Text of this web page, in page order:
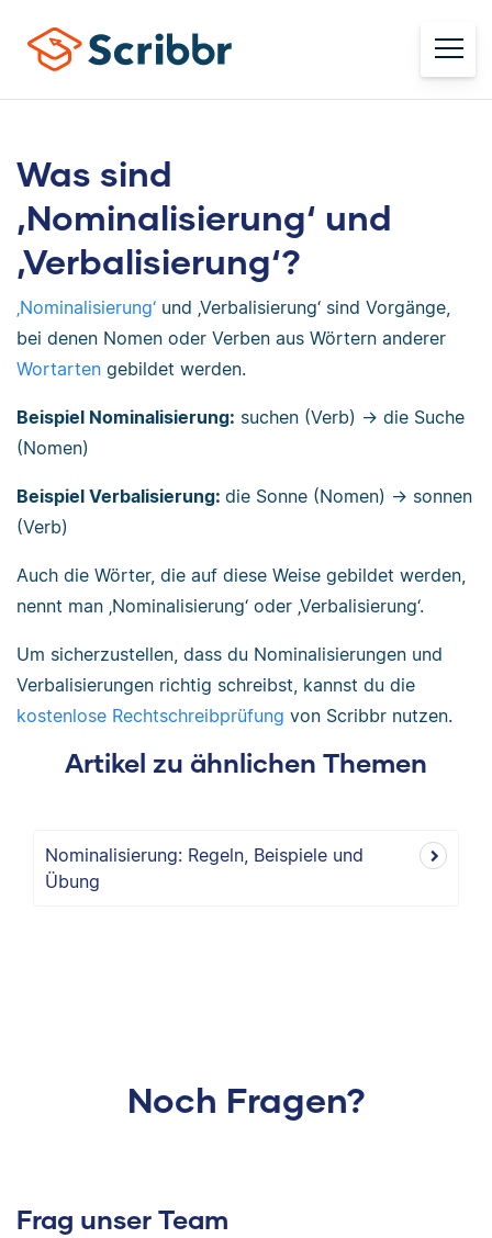
Was sind
‚Nominalisierung‘ und
‚Verbalisierung‘?
‚Nominalisierung‘ und ‚Verbalisierung‘ sind Vorgänge,
bei denen Nomen oder Verben aus Wörtern anderer
Wortarten gebildet werden.
Beispiel Nominalisierung: suchen (Verb) → die Suche
(Nomen)
Beispiel Verbalisierung: die Sonne (Nomen) → sonnen
(Verb)
Auch die Wörter, die auf diese Weise gebildet werden,
nennt man ‚Nominalisierung‘ oder ‚Verbalisierung‘.
Um sicherzustellen, dass du Nominalisierungen und
Verbalisierungen richtig schreibst, kannst du die
kostenlose Rechtschreibprüfung von Scribbr nutzen.
Artikel zu ähnlichen Themen
Nominalisierung: Regeln, Beispiele und
Übung
Noch Fragen?
Frag unser Team